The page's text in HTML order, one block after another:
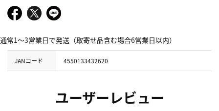
通常1～3営業日で発送（取寄せ品含む場合6営業日以内）
JANコード 4550133432620
ユーザーレビュー